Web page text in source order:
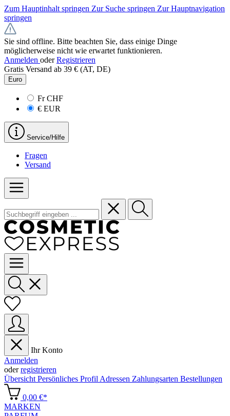
Zum Hauptinhalt springen Zur Suche springen Zur Hauptnavigation
springen
Sie sind offline. Bitte beachten Sie, dass einige Dinge
möglicherweise nicht wie erwartet funktionieren.
Anmelden oder Registrieren
Gratis Versand ab 39 € (AT, DE)
Euro
FrCHF
€ EUR
Service/Hilfe
Fragen
Versand
Ihr Konto
Anmelden
oderregistrieren
Übersicht Persönliches Profil Adressen Zahlungsarten Bestellungen
0,00 €*
MARKEN